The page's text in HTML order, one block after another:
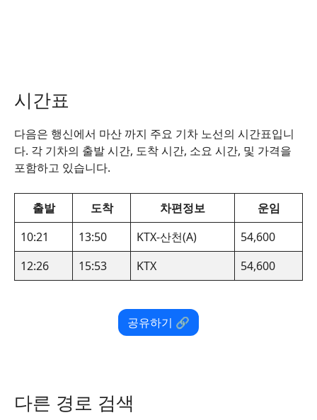
시간표
다음은 행신에서 마산 까지 주요 기차 노선의 시간표입니
다. 각 기차의 출발 시간, 도착 시간, 소요 시간, 및 가격을
포함하고 있습니다.
출발 도착 차편정보
운임
10:21
13:50 KTX-산천(A)
54,600
12:26
15:53 KTX 54,600
공유하기 🔗
다른 경로 검색